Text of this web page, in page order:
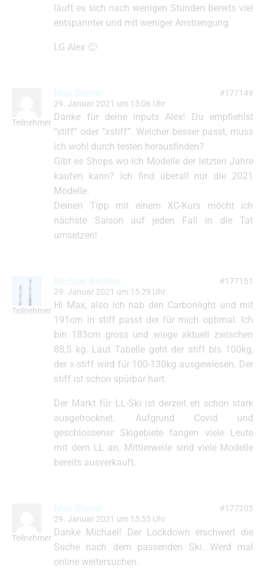
läuft es sich nach wenigen Stunden bereits viel
entspannter und mit weniger Anstrengung.
LG Alex 🙂
Teilnehmer
Max Steiner
29. Januar 2021 um 15:06 Uhr
#177149
Danke für deine inputs Alex! Du empfiehlst
“stiff” oder “xstiff”. Welcher besser passt, muss
ich wohl durch testen herausfinden?
Gibt es Shops wo ich Modelle der letzten Jahre
kaufen kann? Ich find überall nur die 2021
Modelle.
Deinen Tipp mit einem XC-Kurs möcht ich
nächste Saison auf jeden Fall in die Tat
umsetzen!
Teilnehmer
Michael Birchler
29. Januar 2021 um 15:29 Uhr
#177151
Hi Max, also ich hab den Carbonlight und mit
191cm in stiff passt der für mich optimal. Ich
bin 183cm gross und wiege aktuell zwischen
88,5 kg. Laut Tabelle geht der stiff bis 100kg,
der x-stiff wird für 100-130kg ausgewiesen. Der
stiff ist schon spürbar hart.
Der Markt für LL-Ski ist derzeit eh schon stark
ausgetrocknet. Aufgrund Covid und
geschlossener Skigebiete fangen viele Leute
mit dem LL an. Mittlerweile sind viele Modelle
bereits ausverkauft.
Teilnehmer
Max Steiner
29. Januar 2021 um 15:55 Uhr
#177205
Danke Michael! Der Lockdown erschwert die
Suche nach dem passenden Ski. Werd mal
online weitersuchen.